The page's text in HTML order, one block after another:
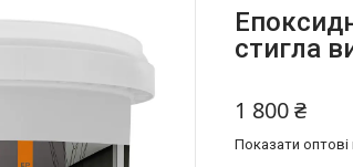
стигла
1 800 ₴
Показати оптові